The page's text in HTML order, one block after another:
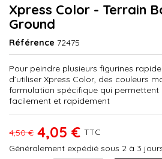
Xpress Color - Terrain
Ground
Référence 72475
Pour peindre plusieurs figurines
d’utiliser Xpress Color, des couleurs
formulation spécifique qui permettent
facilement et rapidement
4,50 € 4,05 € TTC
Généralement expédié sous 2 à 3